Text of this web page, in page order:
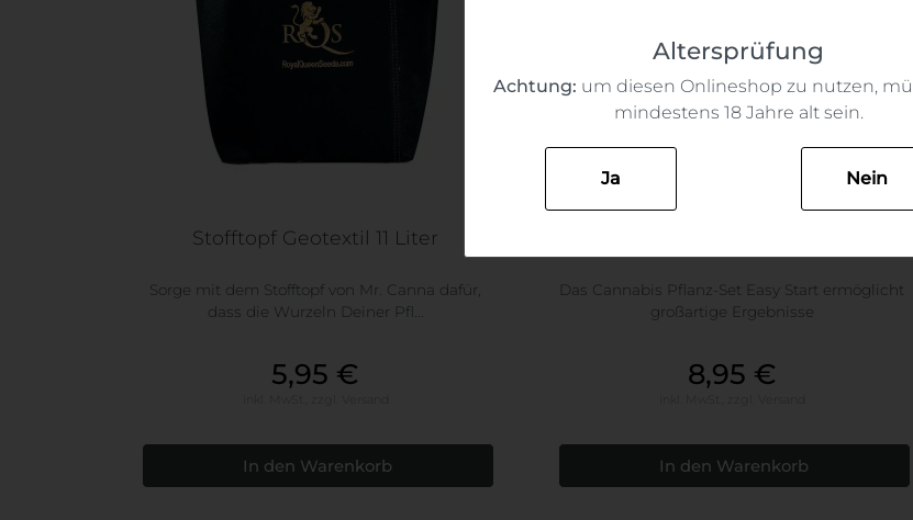
Stofftopf Geotextil 11 Liter
Sorge mit dem Stofftopf von Mr. Canna dafür,
dass die Wurzeln Deiner Pfl...
5,95 €
Das Cannabis Pflanz-Set Easy Start ermöglicht
großartige Ergebnisse
8,95 €
Altersprüfung
Achtung: um diesen Onlineshop zu nutzen,
mindestens 18 Jahre alt sein.
Ja Nein